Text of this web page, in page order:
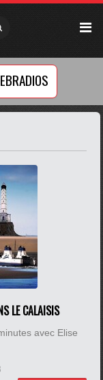
LE CALAISIS
avec Elise